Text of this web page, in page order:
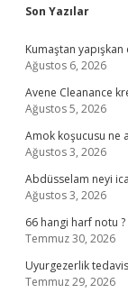
Son Yazılar
Kumaştan yapışkan
Ağustos 6, 2026
Avene Cleanance
Ağustos 5, 2026
Amok koşucusu ne
Ağustos 3, 2026
Abdüsselam neyi
Ağustos 3, 2026
66 hangi harf notu ?
Temmuz 30, 2026
Uyurgezerlik
Temmuz 29, 2026